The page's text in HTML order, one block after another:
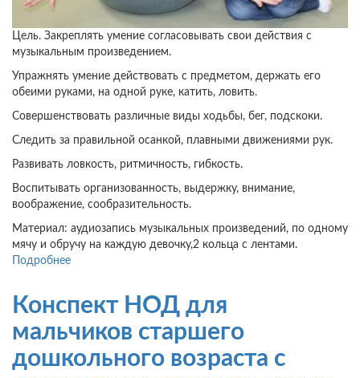
Цель. Закреплять умение согласовывать свои действия с
музыкальным произведением.
Упражнять умение действовать с предметом, держать его
обеими руками, на одной руке, катить, ловить.
Совершенствовать различные виды ходьбы, бег, подскоки.
Следить за правильной осанкой, плавными движениями рук.
Развивать ловкость, ритмичность, гибкость.
Воспитывать организованность, выдержку, внимание,
воображение, сообразительность.
Материал: аудиозапись музыкальных произведений, по одному
мячу и обручу на каждую девочку,2 кольца с лентами.
Подробнее
по
физкультуре
детском
Конспект НОД для
мальчиков старшего
дошкольного возраста с